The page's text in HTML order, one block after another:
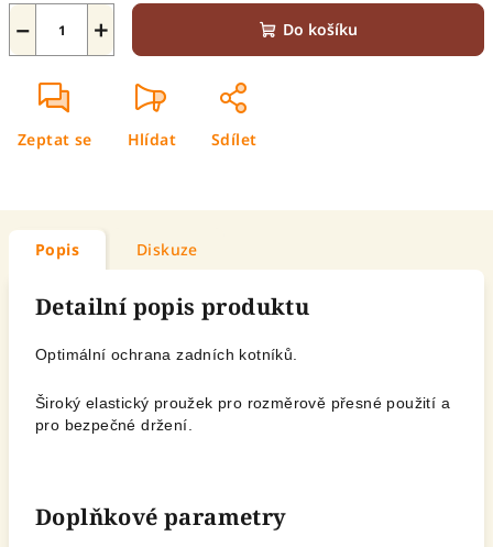
+
− Do košíku
Zeptat se Hlídat Sdílet
Popis Diskuze
Detailní popis produktu
Optimální ochrana zadních kotníků.
Široký elastický proužek pro rozměrově přesné použití a
pro bezpečné držení.
Doplňkové parametry